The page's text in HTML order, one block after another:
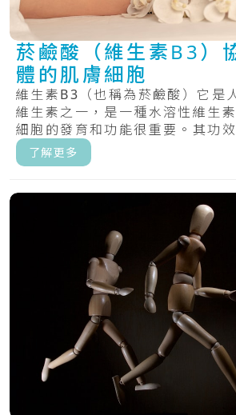
菸鹼酸（維生素B3）
體的肌膚細胞
維生素B3（也稱為菸鹼酸）它是
維生素之一，是一種水溶性維生
細胞的發育和功能很重要。其功
D.....
了解更多